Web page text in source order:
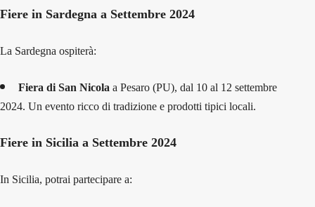
Fiere in Sardegna a Settembre 2024
La Sardegna ospiterà:
Fiera di San Nicola a Pesaro (PU), dal 10 al 12 settembre
2024. Un evento ricco di tradizione e prodotti tipici locali.
Fiere in Sicilia a Settembre 2024
In Sicilia, potrai partecipare a: